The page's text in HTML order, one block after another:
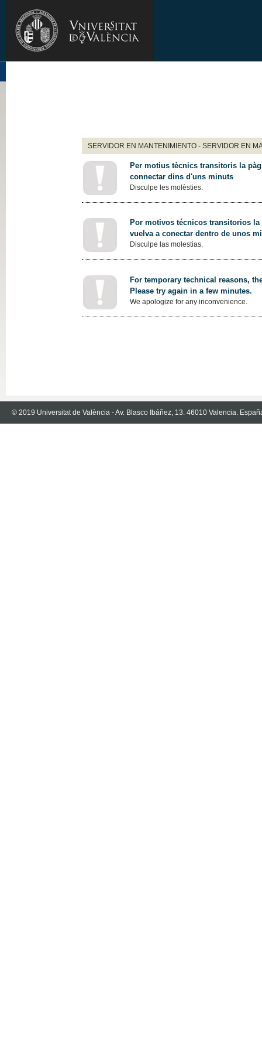
SERVIDOR EN MANTENIMIENTO - SERVIDOR EN
Per motius tècnics transitoris la
connectar dins d'uns minuts
Disculpe les molèsties.
Por motivos técnicos transitorios
vuelva a conectar dentro de unos
Disculpe las molestias.
For temporary technical reasons,
Please try again in a few minutes.
We apologize for any inconvenience.
© 2019 Universitat de València - Av. Blasco Ibáñez, 13. 46010 Valencia.